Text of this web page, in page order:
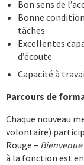
Bon sens de
Bonne
tâches
Excellentes
d’écoute
Capacité à
Parcours de
Chaque nouveau
volontaire)
Rouge –
à la fonction est